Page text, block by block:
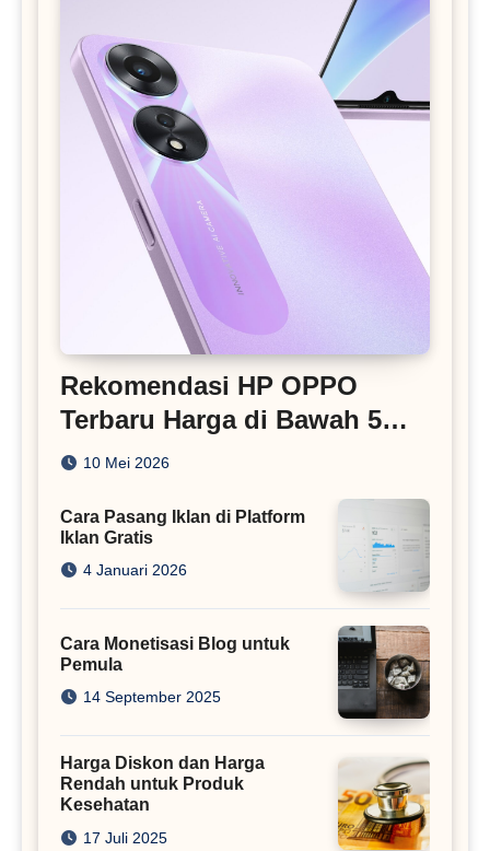
Rekomendasi HP OPPO
Terbaru Harga di Bawah 5
Juta
10 Mei 2026
Cara Pasang Iklan di Platform
Iklan Gratis
4 Januari 2026
Cara Monetisasi Blog untuk
Pemula
14 September 2025
Harga Diskon dan Harga
Rendah untuk Produk
Kesehatan
17 Juli 2025